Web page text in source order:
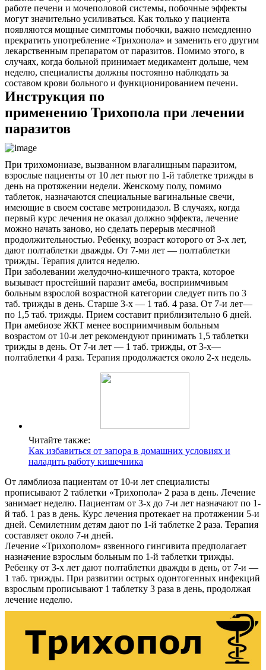
Контакты
работе печени и мочеполовой системы, побочные эффекты
могут значительно усиливаться. Как только у пациента
появляются мощные симптомы побочки, важно немедленно
прекратить употребление «Трихопола» и заменить его другим
лекарственным препаратом от паразитов. Помимо этого, в
случаях, когда больной принимает медикамент дольше, чем
неделю, специалисты должны постоянно наблюдать за
составом крови больного и функционированием печени.
Инструкция по
применению Трихопола при лечении
паразитов
При трихомониазе, вызванном влагалищным паразитом,
взрослые пациенты от 10 лет пьют по 1-й таблетке трижды в
день на протяжении недели. Женскому полу, помимо
таблеток, назначаются специальные вагинальные свечи,
имеющие в своем составе метронидазол. В случаях, когда
первый курс лечения не оказал должно эффекта, лечение
можно начать заново, но сделать перерыв месячной
продолжительностью. Ребенку, возраст которого от 3-х лет,
дают полтаблетки дважды. От 7-ми лет — полтаблетки
трижды. Терапия длится неделю.
При заболевании желудочно-кишечного тракта, которое
вызывает простейший паразит амеба, восприимчивым
больным взрослой возрастной категории следует пить по 3
таб. трижды в день. Старше 3-х — 1 таб. 4 раза. От 7-и лет—
по 1,5 таб. трижды. Прием составит приблизительно 6 дней.
При амебиозе ЖКТ менее восприимчивым больным
возрастом от 10-и лет рекомендуют принимать 1,5 таблетки
трижды в день. От 7-и лет — 1 таб. трижды, от 3-х—
полтаблетки 4 раза. Терапия продолжается около 2-х недель.
Читайте также:
Как избавиться от запора в домашних условиях и
наладить работу кишечника
От лямблиоза пациентам от 10-и лет специалисты
прописывают 2 таблетки «Трихопола» 2 раза в день. Лечение
занимает неделю. Пациентам от 3-х до 7-и лет назначают по 1-
й таб. 1 раз в день. Курс лечения протекает на протяжении 5-и
дней. Семилетним детям дают по 1-й таблетке 2 раза. Терапия
составляет около 7-и дней.
Лечение «Трихополом» язвенного гингивита предполагает
назначение взрослым больным по 1-й таблетки трижды.
Ребенку от 3-х лет дают полтаблетки дважды в день, от 7-и —
1 таб. трижды. При развитии острых одонтогенных инфекций
взрослым прописывают 1 таблетку 3 раза в день, продолжая
лечение неделю.